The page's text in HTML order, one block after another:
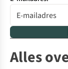
Alles